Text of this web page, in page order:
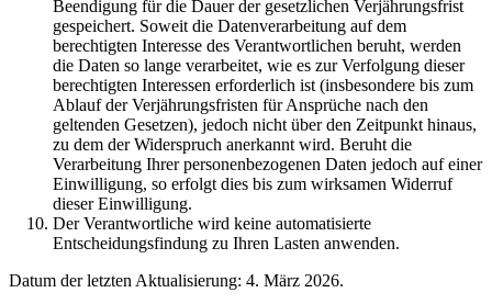
Beendigung für die Dauer der gesetzlichen Verjährungsfrist
gespeichert. Soweit die Datenverarbeitung auf dem
berechtigten Interesse des Verantwortlichen beruht, werden
die Daten so lange verarbeitet, wie es zur Verfolgung dieser
berechtigten Interessen erforderlich ist (insbesondere bis zum
Ablauf der Verjährungsfristen für Ansprüche nach den
geltenden Gesetzen), jedoch nicht über den Zeitpunkt hinaus,
zu dem der Widerspruch anerkannt wird. Beruht die
Verarbeitung Ihrer personenbezogenen Daten jedoch auf einer
Einwilligung, so erfolgt dies bis zum wirksamen Widerruf
dieser Einwilligung.
Der Verantwortliche wird keine automatisierte
Entscheidungsfindung zu Ihren Lasten anwenden.
Datum der letzten Aktualisierung: 4. März 2026.